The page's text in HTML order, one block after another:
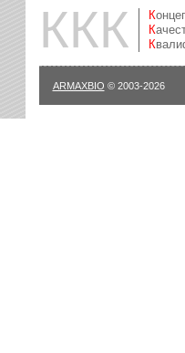
ККК
ARMAXBIO © 2003-2026